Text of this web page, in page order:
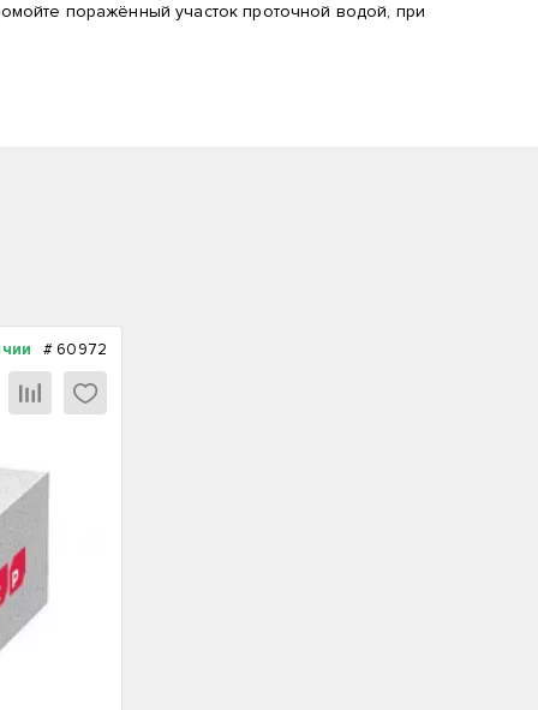
поражённый участок проточной водой, при
# 60972